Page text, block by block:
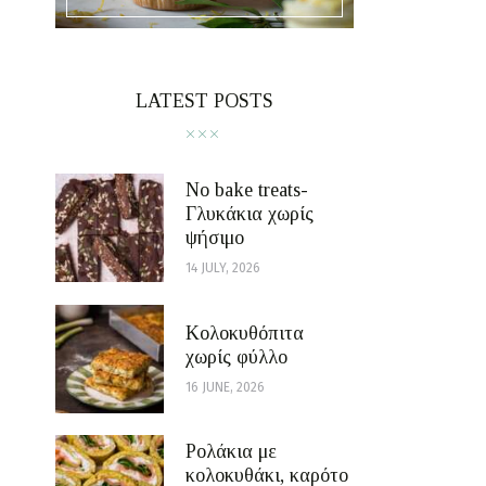
LATEST POSTS
No bake treats-
Γλυκάκια χωρίς
ψήσιμο
14 JULY, 2026
Κολοκυθόπιτα
χωρίς φύλλο
16 JUNE, 2026
Ρολάκια με
κολοκυθάκι, καρότο